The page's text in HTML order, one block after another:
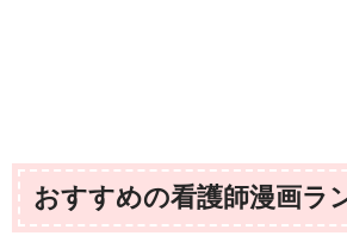
おすすめの看護師漫画ラ